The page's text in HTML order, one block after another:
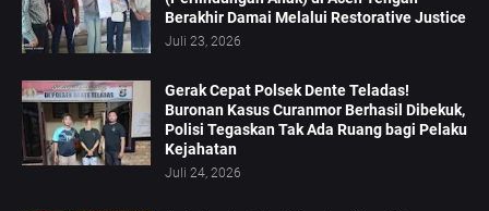
Berakhir Damai Melalui Restorative Justice
Juli 23, 2026
Gerak Cepat Polsek Dente Teladas!
Buronan Kasus Curanmor Berhasil Dibekuk,
Polisi Tegaskan Tak Ada Ruang bagi Pelaku
Kejahatan
Juli 24, 2026